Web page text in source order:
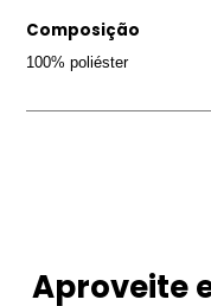
Composição
100% poliéster
Aproveite